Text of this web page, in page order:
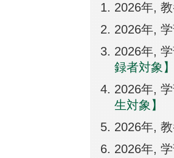
2026年,
2026年,
2026年,
録者対象
2026年,
生対象】
2026年,
2026年,